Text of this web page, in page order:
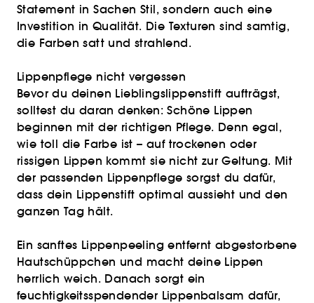
Statement in Sachen Stil, sondern auch eine
Investition in Qualität. Die Texturen sind samtig,
die Farben satt und strahlend.
Lippenpflege nicht vergessen
Bevor du deinen Lieblingslippenstift aufträgst,
solltest du daran denken: Schöne Lippen
beginnen mit der richtigen Pflege. Denn egal,
wie toll die Farbe ist – auf trockenen oder
rissigen Lippen kommt sie nicht zur Geltung. Mit
der passenden Lippenpflege sorgst du dafür,
dass dein Lippenstift optimal aussieht und den
ganzen Tag hält.
Ein sanftes Lippenpeeling entfernt abgestorbene
Hautschüppchen und macht deine Lippen
herrlich weich. Danach sorgt ein
feuchtigkeitsspendender Lippenbalsam dafür,